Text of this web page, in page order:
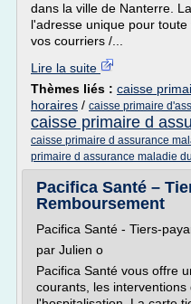
dans la ville de Nanterre.
l'adresse unique pour
vos courriers /...
Lire la suite
Thèmes liés : caisse
horaires / caisse primaire
caisse primaire d
caisse primaire d assurance
primaire d assurance maladie
Pacifica Santé –
Remboursement
Pacifica Santé - Tiers-
par Julien o
Pacifica Santé vous offre
courants, les